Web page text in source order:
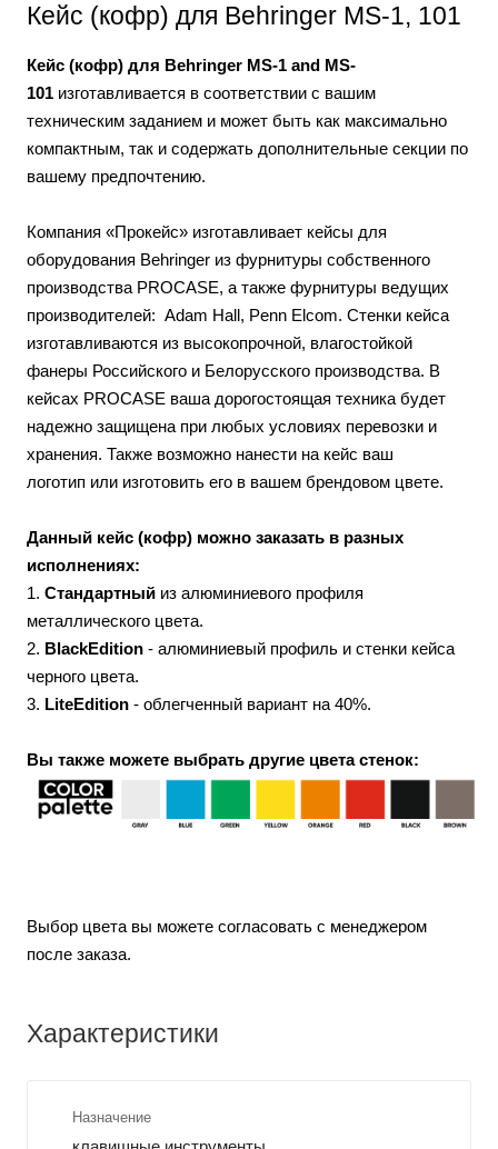
Кейс (кофр) для Behringer MS-1, 101
Кейс (кофр) для Behringer MS-1 and MS-
101 изготавливается в соответствии с вашим
техническим заданием и может быть как максимально
компактным, так и содержать дополнительные секции по
вашему предпочтению.
Компания «Прокейс» изготавливает кейсы для
оборудования Behringer из фурнитуры собственного
производства PROCASE, а также фурнитуры ведущих
производителей: Adam Hall, Penn Elcom. Стенки кейса
изготавливаются из высокопрочной, влагостойкой
фанеры Российского и Белорусского производства. В
кейсах PROCASE ваша дорогостоящая техника будет
надежно защищена при любых условиях перевозки и
хранения. Также возможно нанести на кейс ваш
логотип или изготовить его в вашем брендовом цвете.
Данный кейс (кофр) можно заказать в разных
исполнениях:
1. Стандартный из алюминиевого профиля
металлического цвета.
2. BlackEdition - алюминиевый профиль и стенки кейса
черного цвета.
3. LiteEdition - облегченный вариант на 40%.
Вы также можете выбрать другие цвета стенок:
Выбор цвета вы можете согласовать с менеджером
после заказа.
Характеристики
Назначение